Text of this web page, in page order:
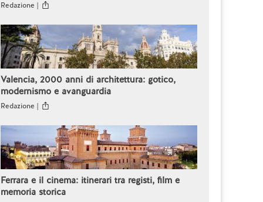
Redazione |
Valencia, 2000 anni di architettura: gotico,
modernismo e avanguardia
Redazione |
Ferrara e il cinema: itinerari tra registi, film e
memoria storica